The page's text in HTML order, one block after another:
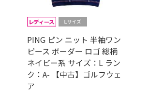
PING ピン ニット 半袖ワン
ピース ボーダー ロゴ 総柄
ネイビー系 サイズ：L ラン
ク：A- 【中古】ゴルフウェ
ア